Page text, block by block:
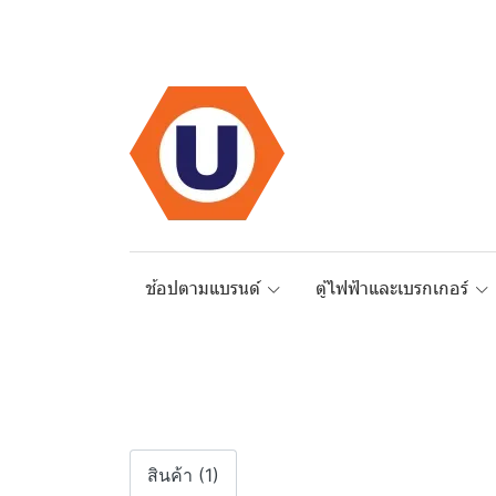
ช้อปตามแบรนด์ ตู้ไฟฟ้าและเบรกเกอร์
สินค้า (1)